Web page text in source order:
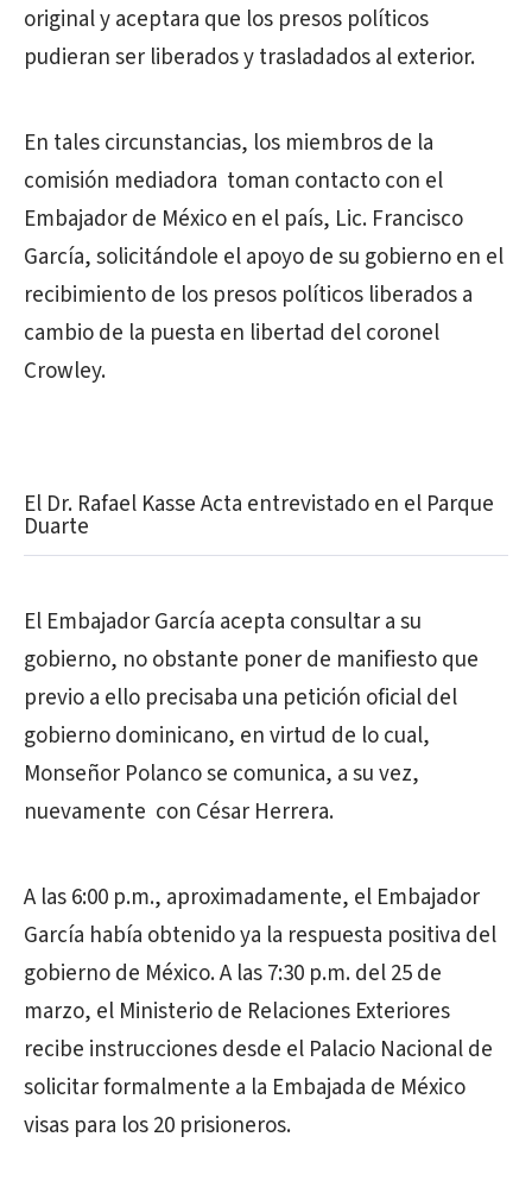
original y aceptara que los presos políticos
pudieran ser liberados y trasladados al exterior.
En tales circunstancias, los miembros de la
comisión mediadora toman contacto con el
Embajador de México en el país, Lic. Francisco
García, solicitándole el apoyo de su gobierno en el
recibimiento de los presos políticos liberados a
cambio de la puesta en libertad del coronel
Crowley.
El Dr. Rafael Kasse Acta entrevistado en el Parque
Duarte
El Embajador García acepta consultar a su
gobierno, no obstante poner de manifiesto que
previo a ello precisaba una petición oficial del
gobierno dominicano, en virtud de lo cual,
Monseñor Polanco se comunica, a su vez,
nuevamente con César Herrera.
A las 6:00 p.m., aproximadamente, el Embajador
García había obtenido ya la respuesta positiva del
gobierno de México. A las 7:30 p.m. del 25 de
marzo, el Ministerio de Relaciones Exteriores
recibe instrucciones desde el Palacio Nacional de
solicitar formalmente a la Embajada de México
visas para los 20 prisioneros.